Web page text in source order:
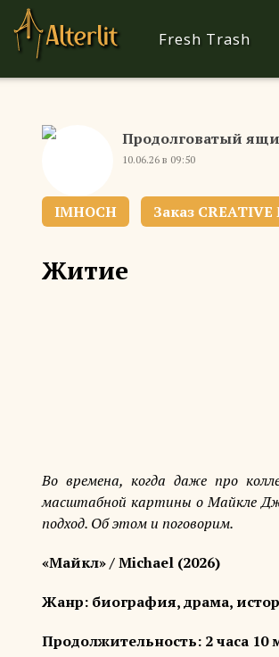
Fresh Trash
Продолговатый
10.06.26 в 09:50
IMHOCH
Житие
Во времена, когда даже про
масштабной картины о Майкле
подход. Об этом и поговорим.
«Майкл» /Michael (2026)
Жанр: биография, драма,
Продолжительность: 2 часа 10